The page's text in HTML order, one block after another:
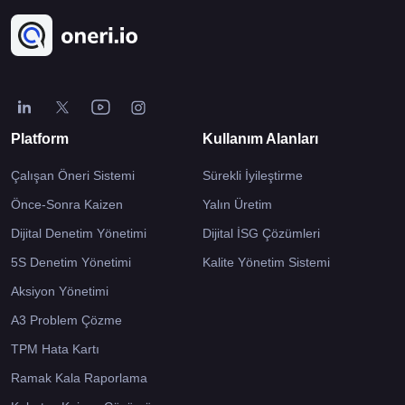
Platform
Çalışan Öneri Sistemi
Önce-Sonra Kaizen
Dijital Denetim Yönetimi
5S Denetim Yönetimi
Aksiyon Yönetimi
A3 Problem Çözme
TPM Hata Kartı
Ramak Kala Raporlama
Kullanım Alanları
Sürekli İyileştirme
Yalın Üretim
Dijital İSG Çözümleri
Kalite Yönetim Sistemi